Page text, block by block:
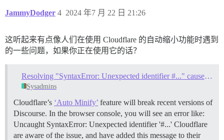
JammyDodger 2024 年7 月 22 日 21:26
4
这听起来有点像人们在使用 Cloudflare 的自动缩小功能时遇到
的一些问题，如果你正在使用它的话？
Resolving "SyntaxError: Unexpected identifier #..." caused by Cloudflare Auto Minify
Sysadmins
Cloudflare’s ‘Auto Minify’ feature will break recent versions of
Discourse. In the browser console, you will see an error like:
Uncaught SyntaxError: Unexpected identifier '#...' Cloudflare
are aware of the issue, and have added this message to their